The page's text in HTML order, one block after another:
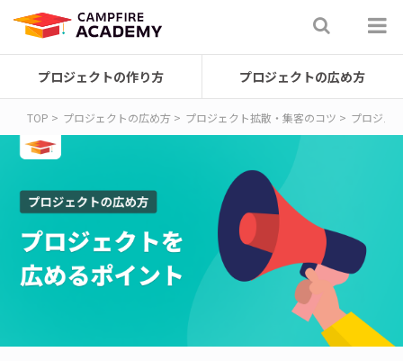
プロジェクトの作り方 プロジェクトの広め方
TOP プロジェクトの広め方 プロジェクト拡散・集客のコツ プロジェ